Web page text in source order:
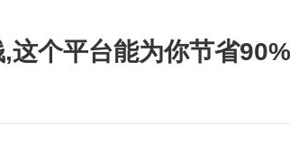
个平台能为你节省